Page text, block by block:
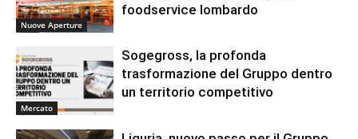
Nuove Aperture
foodservice lombardo
Mercato
Sogegross, la profonda
trasformazione del Gruppo dentro
un territorio competitivo